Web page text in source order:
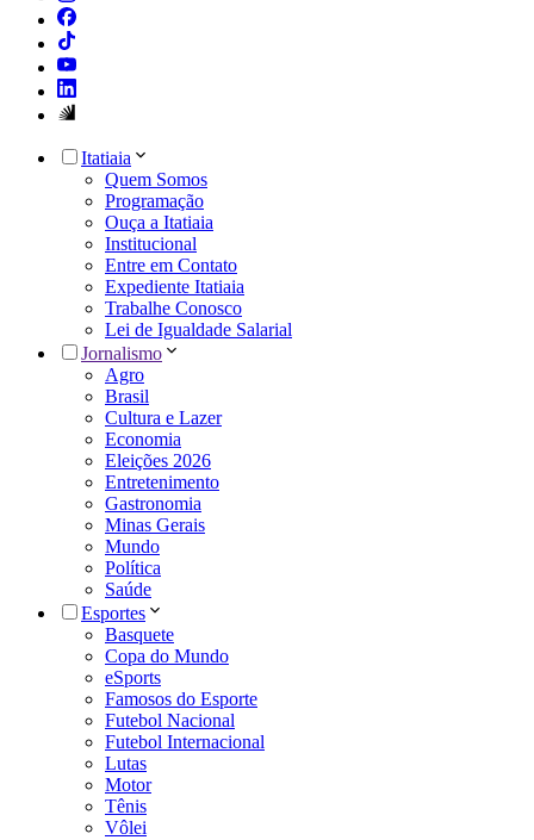
Itatiaia
Quem Somos
Programação
Ouça a Itatiaia
Institucional
Entre em Contato
Expediente Itatiaia
Trabalhe Conosco
Lei de Igualdade Salarial
Jornalismo
Agro
Brasil
Cultura e Lazer
Economia
Eleições 2026
Entretenimento
Gastronomia
Minas Gerais
Mundo
Política
Saúde
Esportes
Basquete
Copa do Mundo
eSports
Famosos do Esporte
Futebol Nacional
Futebol Internacional
Lutas
Motor
Tênis
Vôlei